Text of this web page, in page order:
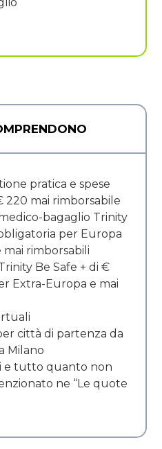
pratica e spese
220 mai rimborsabile
medico-bagaglio Trinity
per Europa
rimborsabili
Be Safe + di €
Extra-Europa e mai
città di partenza da
Milano
e tutto quanto non
ne “Le quote